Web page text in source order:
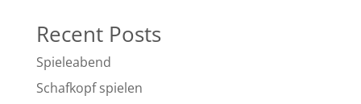
Recent Posts
Spieleabend
Schafkopf spielen